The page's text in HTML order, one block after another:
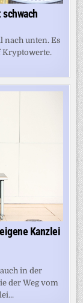
nach unten. Es
Kryptowerte.
Kanzlei
in der
der Weg vom